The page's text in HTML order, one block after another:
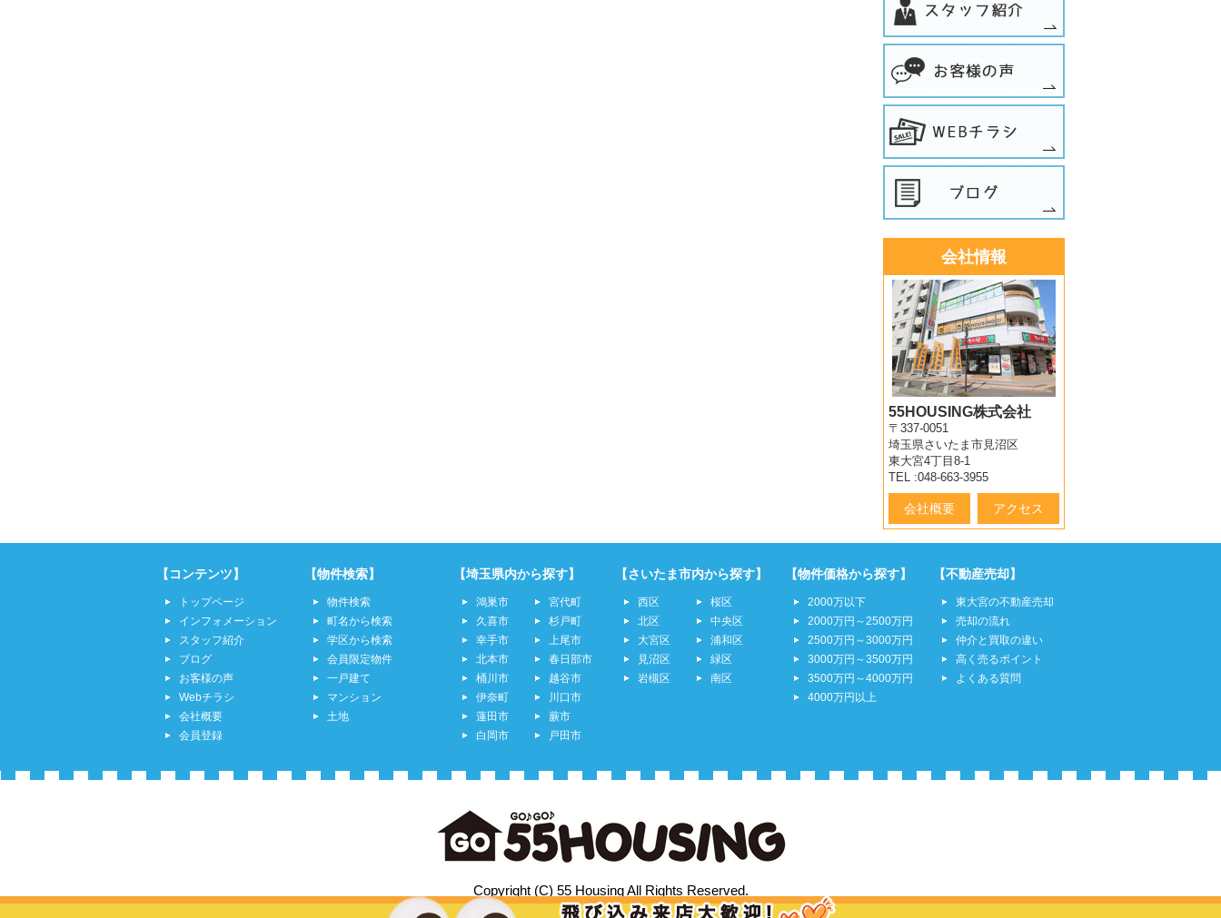
会社情報
55HOUSING株式会社
〒337-0051
埼玉県さいたま市見沼区
東大宮4丁目8-1
TEL :048-663-3955
会社概要 アクセス
【コンテンツ】
トップページ
インフォメーション
スタッフ紹介
ブログ
お客様の声
Webチラシ
会社概要
会員登録
【物件検索】
物件検索
町名から検索
学区から検索
会員限定物件
一戸建て
マンション
土地
【埼玉県内から探す】
鴻巣市
久喜市
幸手市
北本市
桶川市
伊奈町
蓮田市
白岡市
宮代町
杉戸町
上尾市
春日部市
越谷市
川口市
蕨市
戸田市
【さいたま市内から探す】
西区
北区
大宮区
見沼区
岩槻区
桜区
中央区
浦和区
緑区
南区
【物件価格から探す】
2000万以下
2000万円～2500万円
2500万円～3000万円
3000万円～3500万円
3500万円～4000万円
4000万円以上
【不動産売却】
東大宮の不動産売却
売却の流れ
仲介と買取の違い
高く売るポイント
よくある質問
Copyright (C) 55 Housing All Rights Reserved.